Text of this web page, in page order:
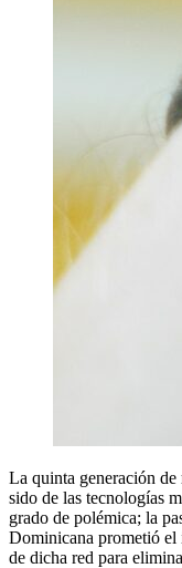
La quinta generación de
sido de las tecnologías
grado de polémica; la
Dominicana prometió el
de dicha red para